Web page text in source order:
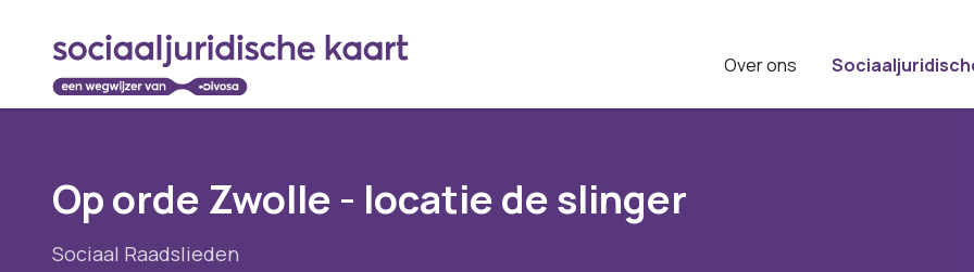
Over ons
Op orde Zwolle - locatie de slinger
Sociaal Raadslieden